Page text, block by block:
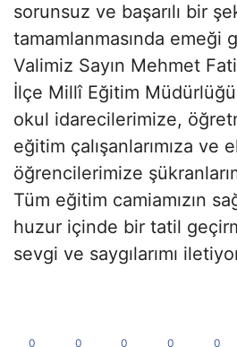
sorunsuz ve başarılı bir
tamamlanmasında emeği
Valimiz Sayın Mehmet
İlçe Millî Eğitim
okul idarecilerimize,
eğitim çalışanlarımıza ve
öğrencilerimize
Tüm eğitim camiamızın
huzur içinde bir tatil
sevgi ve saygılarımı